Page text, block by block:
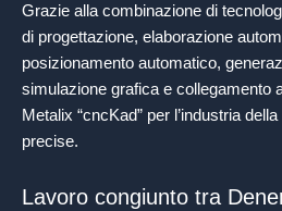
Grazie alla combinazione di
di progettazione, elaborazione
posizionamento automatico,
simulazione grafica e collegamento
Metalix “cncKad” per l’industria
precise.
Lavoro congiunto tra